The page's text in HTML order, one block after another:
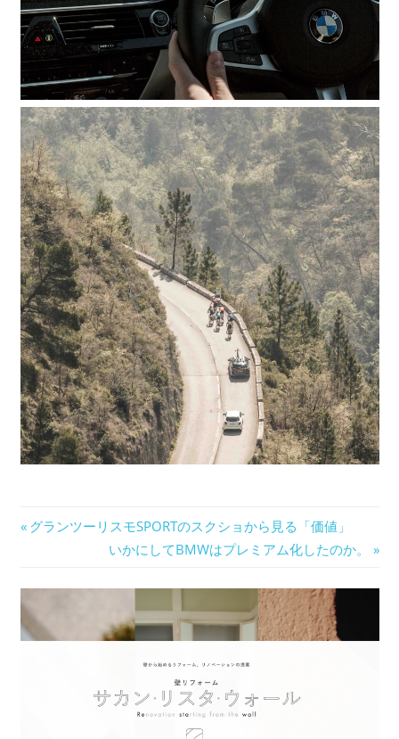
投
ナ
ビ
前
事:
グランツーリスモSPORTのスクショから見る「価値」
次
記
事:
いかにしてBMWはプレミアム化したのか。